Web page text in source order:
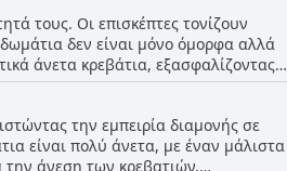
απόψεις σχετικά με την
αίσθηση είναι θετική, με
τους. Οι επισκέπτες τονίζουν
δεν είναι μόνο όμορφα αλλά
άνετα κρεβάτια, εξασφαλίζοντας
με μεγάλες βεράντες με
εξαιρετικές, προσφέροντας μια
με άφθονο χώρο,
την εμπειρία διαμονής σε
είναι πολύ άνετα, με έναν μάλιστα
την άνεση των κρεβατιών,